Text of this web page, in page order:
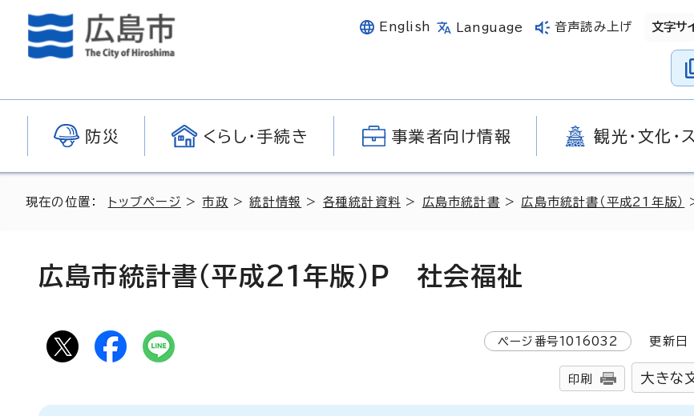
English Language 音声読み上げ 文字サ
防災 くらし・手続き 事業者向け情報 観光・文化・
現在の位置： トップページ >市政 >統計情報 > 各種統計資料 > 広島市統計書 > 広島市統計書（平成21年版）
広島市統計書（平成21年版）P 社会福祉
ページ番号1016032 更新日
印刷 大きな